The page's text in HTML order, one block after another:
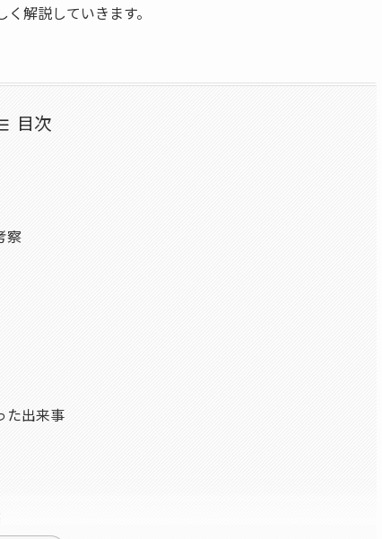
解説していきます。
目次
察
た出来事